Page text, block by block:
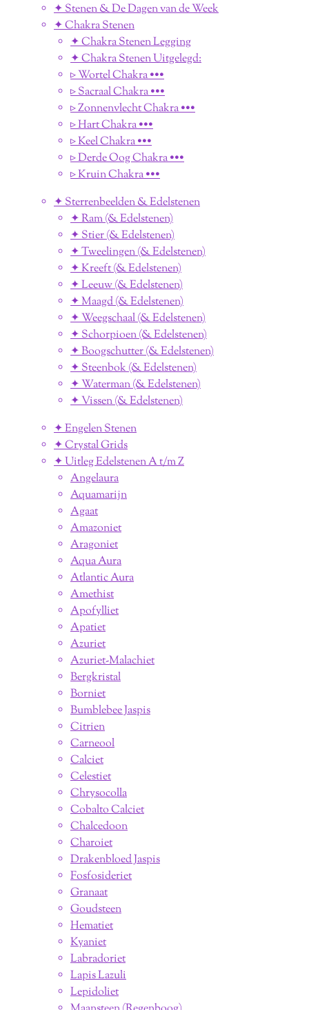
✦ Stenen & De Dagen van de Week
✦ Chakra Stenen
✦ Chakra Stenen Legging
✦ Chakra Stenen Uitgelegd:
▹ Wortel Chakra •••
▹ Sacraal Chakra •••
▹ Zonnenvlecht Chakra •••
▹ Hart Chakra •••
▹ Keel Chakra •••
▹ Derde Oog Chakra •••
▹ Kruin Chakra •••
✦ Sterrenbeelden & Edelstenen
✦ Ram (& Edelstenen)
✦ Stier (& Edelstenen)
✦ Tweelingen (& Edelstenen)
✦ Kreeft (& Edelstenen)
✦ Leeuw (& Edelstenen)
✦ Maagd (& Edelstenen)
✦ Weegschaal (& Edelstenen)
✦ Schorpioen (& Edelstenen)
✦ Boogschutter (& Edelstenen)
✦ Steenbok (& Edelstenen)
✦ Waterman (& Edelstenen)
✦ Vissen (& Edelstenen)
✦ Engelen Stenen
✦ Crystal Grids
✦ Uitleg Edelstenen A t/m Z
Angelaura
Aquamarijn
Agaat
Amazoniet
Aragoniet
Aqua Aura
Atlantic Aura
Amethist
Apofylliet
Apatiet
Azuriet
Azuriet-Malachiet
Bergkristal
Borniet
Bumblebee Jaspis
Citrien
Carneool
Calciet
Celestiet
Chrysocolla
Cobalto Calciet
Chalcedoon
Charoiet
Drakenbloed Jaspis
Fosfosideriet
Granaat
Goudsteen
Hematiet
Kyaniet
Labradoriet
Lapis Lazuli
Lepidoliet